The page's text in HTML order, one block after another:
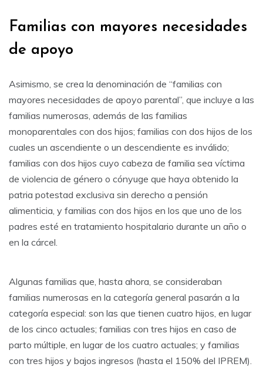
Familias con mayores necesidades
de apoyo
Asimismo, se crea la denominación de “familias con
mayores necesidades de apoyo parental”, que incluye a las
familias numerosas, además de las familias
monoparentales con dos hijos; familias con dos hijos de los
cuales un ascendiente o un descendiente es inválido;
familias con dos hijos cuyo cabeza de familia sea víctima
de violencia de género o cónyuge que haya obtenido la
patria potestad exclusiva sin derecho a pensión
alimenticia, y familias con dos hijos en los que uno de los
padres esté en tratamiento hospitalario durante un año o
en la cárcel.
Algunas familias que, hasta ahora, se consideraban
familias numerosas en la categoría general pasarán a la
categoría especial: son las que tienen cuatro hijos, en lugar
de los cinco actuales; familias con tres hijos en caso de
parto múltiple, en lugar de los cuatro actuales; y familias
con tres hijos y bajos ingresos (hasta el 150% del IPREM).